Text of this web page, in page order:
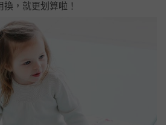
換，就更划算啦！